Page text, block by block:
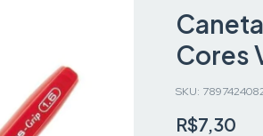
Cores
SKU:
R$7,30